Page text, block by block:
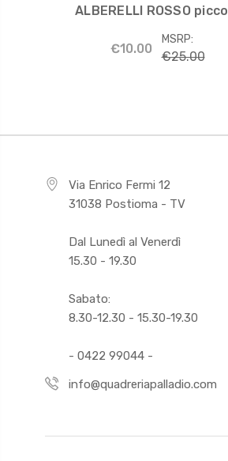
ALBERELLI ROSSO
€10.00
MSRP:
€25.00
Via Enrico Fermi 12
31038 Postioma - TV
Dal Lunedì al Venerdì
15.30 - 19.30
Sabato:
8.30-12.30 - 15.30-19.30
- 0422 99044 -
info@quadreriapalladio.com